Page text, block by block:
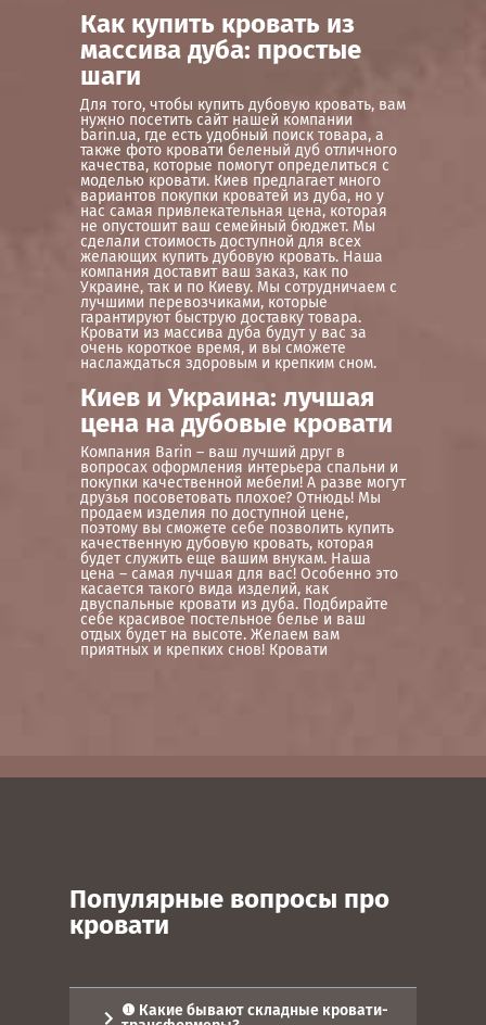
Как купить кровать из
массива дуба: простые
шаги
Для того, чтобы купить дубовую кровать, вам
нужно посетить сайт нашей компании
barin.ua, где есть удобный поиск товара, а
также фото кровати беленый дуб отличного
качества, которые помогут определиться с
моделью кровати. Киев предлагает много
вариантов покупки кроватей из дуба, но у
нас самая привлекательная цена, которая
не опустошит ваш семейный бюджет. Мы
сделали стоимость доступной для всех
желающих купить дубовую кровать. Наша
компания доставит ваш заказ, как по
Украине, так и по Киеву. Мы сотрудничаем с
лучшими перевозчиками, которые
гарантируют быструю доставку товара.
Кровати из массива дуба будут у вас за
очень короткое время, и вы сможете
наслаждаться здоровым и крепким сном.
Киев и Украина: лучшая
цена на дубовые кровати
Компания Barin – ваш лучший друг в
вопросах оформления интерьера спальни и
покупки качественной мебели! А разве могут
друзья посоветовать плохое? Отнюдь! Мы
продаем изделия по доступной цене,
поэтому вы сможете себе позволить купить
качественную дубовую кровать, которая
будет служить еще вашим внукам. Наша
цена – самая лучшая для вас! Особенно это
касается такого вида изделий, как
двуспальные кровати из дуба. Подбирайте
себе красивое постельное белье и ваш
отдых будет на высоте. Желаем вам
приятных и крепких снов! Кровати
Популярные вопросы про
кровати
❶ Какие бывают складные кровати-